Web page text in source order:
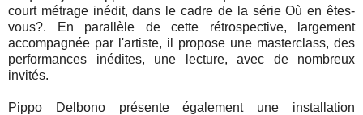
court métrage inédit, dans le cadre de la série Où en êtes-
vous?. En parallèle de cette rétrospective, largement
accompagnée par l'artiste, il propose une masterclass, des
performances inédites, une lecture, avec de nombreux
invités.
Pippo Delbono présente également une installation